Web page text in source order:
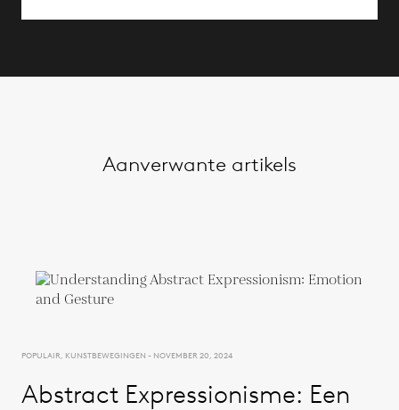
Aanverwante artikels
POPULAIR, KUNSTBEWEGINGEN - NOVEMBER 20, 2024
Abstract Expressionisme: Een